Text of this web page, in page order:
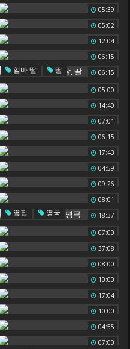
05:39
05:02
12:04
06:15
06:15
엄마 딸 ,
딸
05:00
14:40
07:01
06:15
17:43
04:59
09:26
08:01
18:37
옆집 ,
영국
07:00
37:08
08:00
10:00
17:04
10:00
04:55
07:00